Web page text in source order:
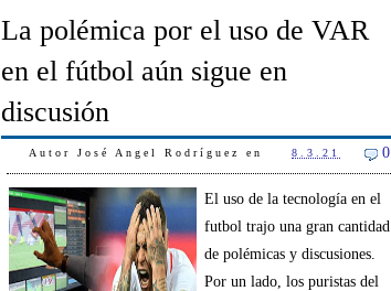
La polémica por el uso de VAR
en el fútbol aún sigue en
discusión
Autor José Angel Rodríguez en 8.3.21 0
El uso de la tecnología en el
futbol trajo una gran cantidad
de polémicas y discusiones.
Por un lado, los puristas del